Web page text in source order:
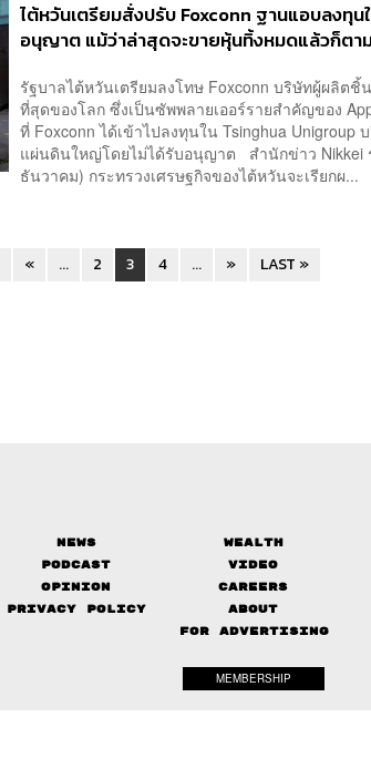
ไต้หวันเตรียมสั่งปรับ Foxconn ฐานแอบลงทุน
อนุญาต แม้ว่าล่าสุดจะขายหุ้นทิ้งหมดแล้วก็ตา
รัฐบาลไต้หวันเตรียมลงโทษ Foxconn บริษัทผู้ผลิต
ที่สุดของโลก ซึ่งเป็นซัพพลายเออร์รายสำคัญของ
ที่ Foxconn ได้เข้าไปลงทุนใน Tsinghua Unigroup
แผ่นดินใหญ่โดยไม่ได้รับอนุญาต สำนักข่าว Nikkei
ธันวาคม) กระทรวงเศรษฐกิจของไต้หวันจะเรียกผ...
« ... 2 3 4 ... » LAST »
News Wealth
Podcast
Video
Opinion
Careers
Privacy Policy
About
FOR ADVERTISING
MEMBERSHIP